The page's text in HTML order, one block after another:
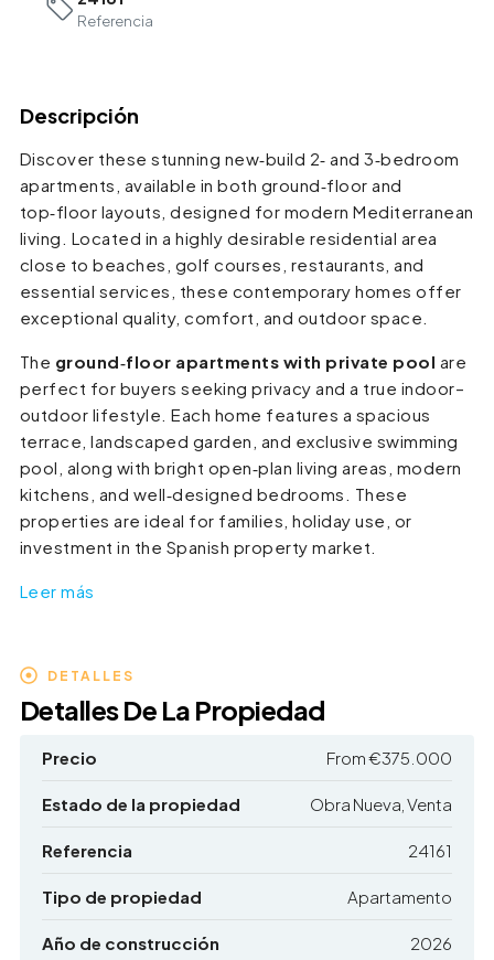
Referencia
Descripción
Discover these stunning new‑build 2‑ and 3‑bedroom
apartments, available in both ground‑floor and
top‑floor layouts, designed for modern Mediterranean
living. Located in a highly desirable residential area
close to beaches, golf courses, restaurants, and
essential services, these contemporary homes offer
exceptional quality, comfort, and outdoor space.
The ground‑floor apartments with private pool are
perfect for buyers seeking privacy and a true indoor–
outdoor lifestyle. Each home features a spacious
terrace, landscaped garden, and exclusive swimming
pool, along with bright open‑plan living areas, modern
kitchens, and well‑designed bedrooms. These
properties are ideal for families, holiday use, or
investment in the Spanish property market.
Leer más
DETALLES
Detalles De La Propiedad
Precio From€375.000
Estado de la propiedad Obra Nueva, Venta
Referencia 24161
Tipo de propiedad Apartamento
Año de construcción 2026